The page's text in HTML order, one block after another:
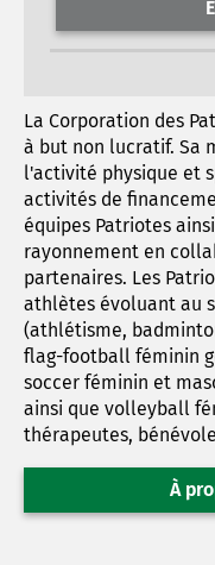
La Corporation des
à but non lucratif. Sa
l'activité physique et
activités de
équipes Patriotes
rayonnement en
partenaires. Les
athlètes évoluant au
(athlétisme,
flag-football féminin
soccer féminin et
ainsi que volleyball
thérapeutes,
À